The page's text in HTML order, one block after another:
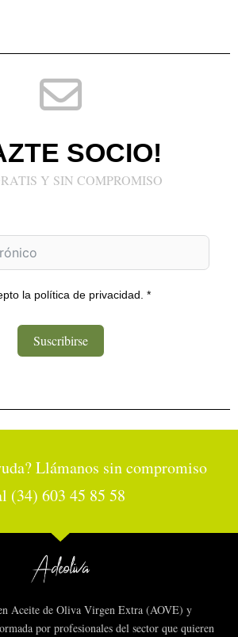
SOCIO!
Y SIN COMPROMISO
la política de privacidad. *
Suscribirse
Llámanos sin compromiso
(34) 603 45 85 58
Aceite de Oliva Virgen Extra (AOVE) y
por profesionales del sector que quieren